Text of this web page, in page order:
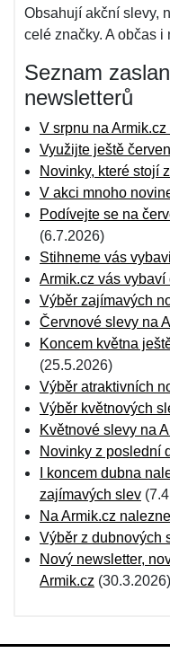
Obsahují akční slevy,
celé značky. A občas
Seznam
newsletterů
V srpnu na Armik.cz
Využijte ještě
Novinky, které stojí
V akci mnoho
Podívejte se na
(6.7.2026)
Stihneme vás
Armik.cz vás vybaví
Výběr zajímavých
Červnové slevy na
Koncem května
(25.5.2026)
Výběr atraktivních
Výběr květnových
Květnové slevy na
Novinky z poslední
I koncem dubna
zajímavých slev
Na Armik.cz
Výběr z dubnových
Nový newsletter,
Armik.cz (30.3.2026)